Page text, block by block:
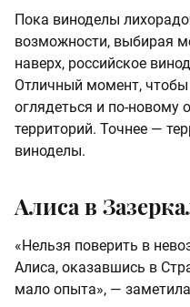
Пока виноделы
возможности, выбирая
наверх, российское
Отличный момент, чтобы
оглядеться и по-новому
территорий. Точнее —
виноделы.
Алиса в
«Нельзя поверить в
Алиса, оказавшись в
мало опыта», —